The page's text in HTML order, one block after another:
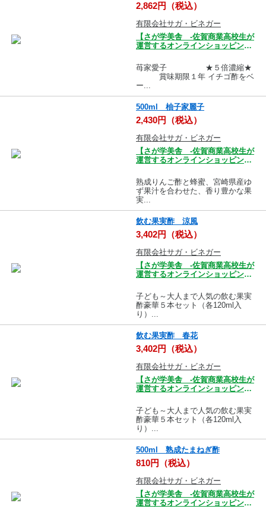
2,862円（税込）
有限会社サガ・ビネガー
【さが学美舎 -佐賀商業高校生が
運営するオンラインショッピング
苺家愛子 ★５倍濃縮★
賞味期限１年 イチゴ酢をベ
ー...
500ml 柚子家麗子
2,430円（税込）
有限会社サガ・ビネガー
【さが学美舎 -佐賀商業高校生が
運営するオンラインショッピング
熟成りんご酢と蜂蜜、宮崎県産ゆ
ず果汁を合わせた、香り豊かな果
実...
飲む果実酢 涼風
3,402円（税込）
有限会社サガ・ビネガー
【さが学美舎 -佐賀商業高校生が
運営するオンラインショッピング
子ども～大人まで人気の飲む果実
酢豪華５本セット（各120ml入
り）...
飲む果実酢 春花
3,402円（税込）
有限会社サガ・ビネガー
【さが学美舎 -佐賀商業高校生が
運営するオンラインショッピング
子ども～大人まで人気の飲む果実
酢豪華５本セット（各120ml入
り）...
500ml 熟成たまねぎ酢
810円（税込）
有限会社サガ・ビネガー
【さが学美舎 -佐賀商業高校生が
運営するオンラインショッピング